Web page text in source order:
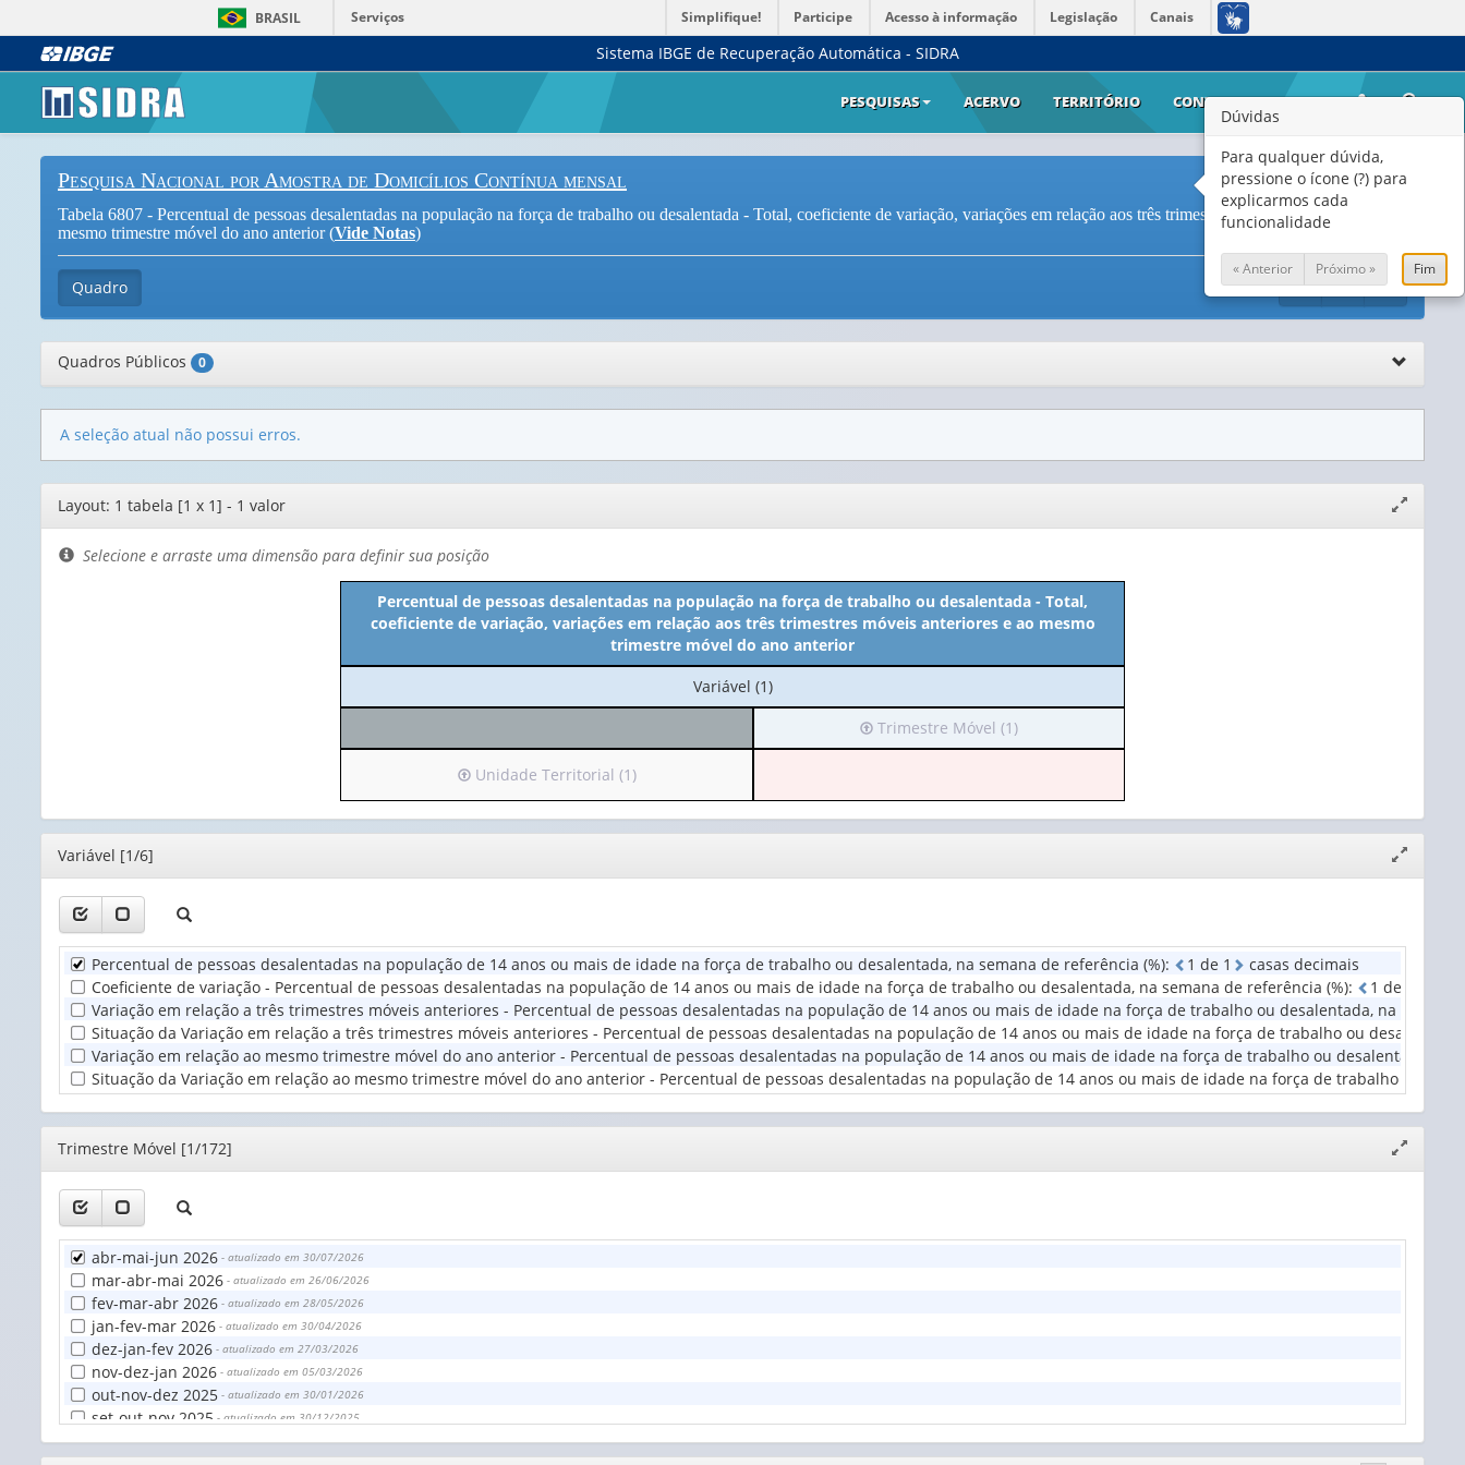
BRASIL Serviços Simplifique! Participe Acesso à informação Legislação Canais
Sistema IBGE de Recuperação Automática - SIDRA
PESQUISAS ACERVO TERRITÓRIO CONTATO AJUDA
Pesquisa Nacional por Amostra de Domicílios Contínua mensal
Tabela 6807 - Percentual de pessoas desalentadas na população na força de trabalho ou desalentada - Total, coeficiente de variação, variações em relação aos três trimestres móveis anteriores e ao
mesmo trimestre móvel do ano anterior (Vide Notas)
Quadro
Quadros Públicos 0
A seleção atual não possui erros.
Editor
de
layout
janela
Layout: 1 tabela [1 x 1] - 1 valor
Selecione e arraste uma dimensão para definir sua posição
Percentual de pessoas desalentadas na população na força de trabalho ou desalentada - Total,
coeficiente de variação, variações em relação aos três trimestres móveis anteriores e ao mesmo
trimestre móvel do ano anterior
No
cabeçalho:
(1)
Variável (1)
Irá
para
(possui
apenas
valor):
Móvel
(1)
Trimestre Móvel (1)
Irá
para
o
cabeçalho
apenas
Unidade
Territorial
(1)
Unidade Territorial (1)
Editor
janela
Variável [1/6]
Percentual de pessoas desalentadas na população de 14 anos ou mais de idade na força de trabalho ou desalentada, na semana de referência (%): 1 de 1
casas decimais
Coeficiente de variação - Percentual de pessoas desalentadas na população de 14 anos ou mais de idade na força de trabalho ou desalentada, na semana de referência (%): 1 de
Variação em relação a três trimestres móveis anteriores - Percentual de pessoas desalentadas na população de 14 anos ou mais de idade na força de trabalho ou desalentada, na
Situação da Variação em relação a três trimestres móveis anteriores - Percentual de pessoas desalentadas na população de 14 anos ou mais de idade na força de trabalho ou
Variação em relação ao mesmo trimestre móvel do ano anterior - Percentual de pessoas desalentadas na população de 14 anos ou mais de idade na força de trabalho ou desalentada,
Situação da Variação em relação ao mesmo trimestre móvel do ano anterior - Percentual de pessoas desalentadas na população de 14 anos ou mais de idade na força de trabalho ou
Editor
janela
Trimestre Móvel [1/172]
abr-mai-jun 2026 - atualizado em 30/07/2026
mar-abr-mai 2026 - atualizado em 26/06/2026
fev-mar-abr 2026 - atualizado em 28/05/2026
jan-fev-mar 2026 - atualizado em 30/04/2026
dez-jan-fev 2026 - atualizado em 27/03/2026
nov-dez-jan 2026 - atualizado em 05/03/2026
out-nov-dez 2025 - atualizado em 30/01/2026
set-out-nov 2025 - atualizado em 30/12/2025
ago-set-out 2025- atualizado em 28/11/2025
Dúvidas
Para qualquer dúvida,
pressione o ícone (?) para
explicarmos cada
funcionalidade
« Anterior Próximo » Fim